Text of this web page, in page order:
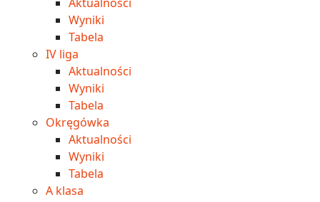
Wyniki
Tabela
IV liga
Aktualności
Wyniki
Tabela
Okręgówka
Aktualności
Wyniki
Tabela
A klasa